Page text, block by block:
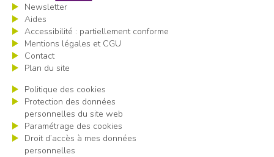
Newsletter
Aides
Accessibilité : partiellement conforme
Mentions légales et CGU
Contact
Plan du site
Politique des cookies
Protection des données
personnelles du site web
Paramétrage des cookies
Droit d’accès à mes données
personnelles